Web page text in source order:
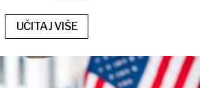
UČITAJ VIŠE